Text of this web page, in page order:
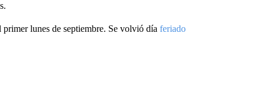
primer lunes de septiembre. Se volvió día feriado